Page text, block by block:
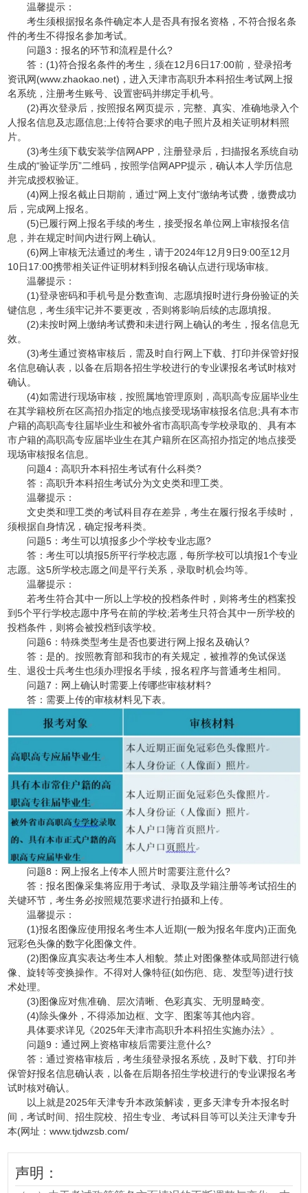
温馨提示：
考生须根据报名条件确定本人是否具有报名资格，不符合报名条
件的考生不得报名参加考试。
问题3：报名的环节和流程是什么?
答：(1)符合报名条件的考生，须在12月6日17:00前，登录招考
资讯网(www.zhaokao.net)，进入天津市高职升本科招生考试网上报
名系统，注册考生账号、设置密码并绑定手机号。
(2)再次登录后，按照报名网页提示，完整、真实、准确地录入个
人报名信息及志愿信息;上传符合要求的电子照片及相关证明材料照
片。
(3)考生须下载安装学信网APP，注册登录后，扫描报名系统自动
生成的“验证学历”二维码，按照学信网APP提示，确认本人学历信息
并完成授权验证。
(4)网上报名截止日期前，通过“网上支付”缴纳考试费，缴费成功
后，完成网上报名。
(5)已履行网上报名手续的考生，接受报名单位网上审核报名信
息，并在规定时间内进行网上确认。
(6)网上审核无法通过的考生，请于2024年12月9日9:00至12月
10日17:00携带相关证件证明材料到报名确认点进行现场审核。
温馨提示：
(1)登录密码和手机号是分数查询、志愿填报时进行身份验证的关
键信息，考生须牢记并不要更改，否则将影响后续的志愿填报。
(2)未按时网上缴纳考试费和未进行网上确认的考生，报名信息无
效。
(3)考生通过资格审核后，需及时自行网上下载、打印并保管好报
名信息确认表，以备在后期各招生学校进行的专业课报名考试时核对
确认。
(4)如需进行现场审核，按照属地管理原则，高职高专应届毕业生
在其学籍校所在区高招办指定的地点接受现场审核报名信息;具有本市
户籍的高职高专往届毕业生和被外省市高职高专学校录取的、具有本
市户籍的高职高专应届毕业生在其户籍所在区高招办指定的地点接受
现场审核报名信息。
问题4：高职升本科招生考试有什么科类?
答：高职升本科招生考试分为文史类和理工类。
温馨提示：
文史类和理工类的考试科目存在差异，考生在履行报名手续时，
须根据自身情况，确定报考科类。
问题5：考生可以填报多少个学校专业志愿?
答：考生可以填报5所平行学校志愿，每所学校可以填报1个专业
志愿。这5所学校志愿之间是平行关系，录取时机会均等。
温馨提示：
若考生符合其中一所以上学校的投档条件时，则将考生的档案投
到5个平行学校志愿中序号在前的学校;若考生只符合其中一所学校的
投档条件，则将会被投档到该学校。
问题6：特殊类型考生是否也要进行网上报名及确认?
答：是的。按照教育部和我市的有关规定，被推荐的免试保送
生、退役士兵考生也须办理报名手续，报名程序与普通考生相同。
问题7：网上确认时需要上传哪些审核材料?
答：需要上传的审核材料见下表。
问题8：网上报名上传本人照片时需要注意什么?
答：报名图像采集将应用于考试、录取及学籍注册等考试招生的
关键环节，考生务必按照规范要求进行拍摄和上传。
温馨提示：
(1)报名图像应使用报名考生本人近期(一般为报名年度内)正面免
冠彩色头像的数字化图像文件。
(2)图像应真实表达考生本人相貌。禁止对图像整体或局部进行镜
像、旋转等变换操作。不得对人像特征(如伤疤、痣、发型等)进行技
术处理。
(3)图像应对焦准确、层次清晰、色彩真实、无明显畸变。
(4)除头像外，不得添加边框、文字、图案等其他内容。
具体要求详见《2025年天津市高职升本科招生实施办法》。
问题9：通过网上资格审核后需要注意什么?
答：通过资格审核后，考生须登录报名系统，及时下载、打印并
保管好报名信息确认表，以备在后期各招生学校进行的专业课报名考
试时核对确认。
以上就是2025年天津专升本政策解读，更多天津专升本报名时
间，考试时间、招生院校、招生专业、考试科目等可以关注天津专升
本(网址：www.tjdwzsb.com/
声明：